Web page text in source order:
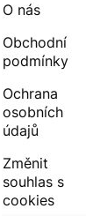
O nás
Obchodní
podmínky
Ochrana
osobních
údajů
Změnit
souhlas s
cookies